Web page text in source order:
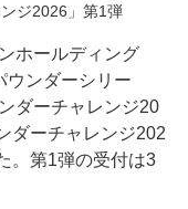
ジ2026」第1弾
ホールディング
ウンダーシリー
ダーチャレンジ20
ダーチャレンジ202
。第1弾の受付は3